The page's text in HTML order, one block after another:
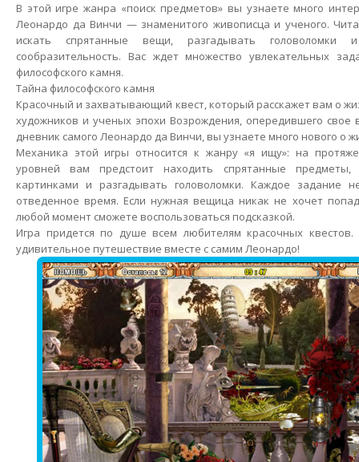
В этой игре жанра «поиск предметов» вы узнаете много
Леонардо да Винчи — знаменитого живописца и ученого.
искать спрятанные вещи, разгадывать
сообразительность. Вас ждет множество увлекательных
философского камня.
Тайна философского камня
Красочный и захватывающий квест, который расскажет вам о
художников и ученых эпохи Возрождения, опередившего свое
дневник самого Леонардо да Винчи, вы узнаете много нового о
Механика этой игры относится к жанру «я ищу»: на
уровней вам предстоит находить спрятанные предметы,
картинками и разгадывать головоломки. Каждое задание
отведенное время. Если нужная вещица никак не хочет
любой момент сможете воспользоваться подсказкой.
Игра придется по душе всем любителям красочных
удивительное путешествие вместе с самим Леонардо!